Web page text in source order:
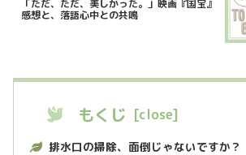
「ただ、ただ、美しかった。」映画『国宝』
感想と、落語心中との共鳴
もくじ
排水口の掃除、面倒じゃないですか？